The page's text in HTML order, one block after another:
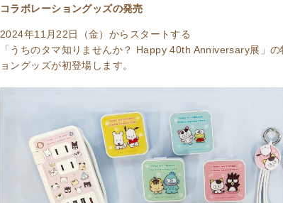
コラボレーショングッズの発売
2024年11月22日（金）からスタートする
「うちのタマ知りませんか？ Happy 40th Anniversary展」
ョングッズが初登場します。